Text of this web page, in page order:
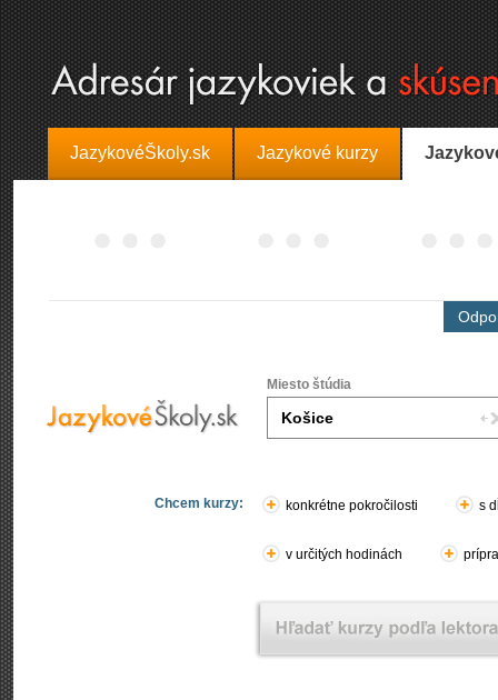
JazykovéŠkoly.sk Jazykové kurzy
Miesto štúdia
Chcem kurzy: konkrétne pokročilosti s
v určitých hodinách